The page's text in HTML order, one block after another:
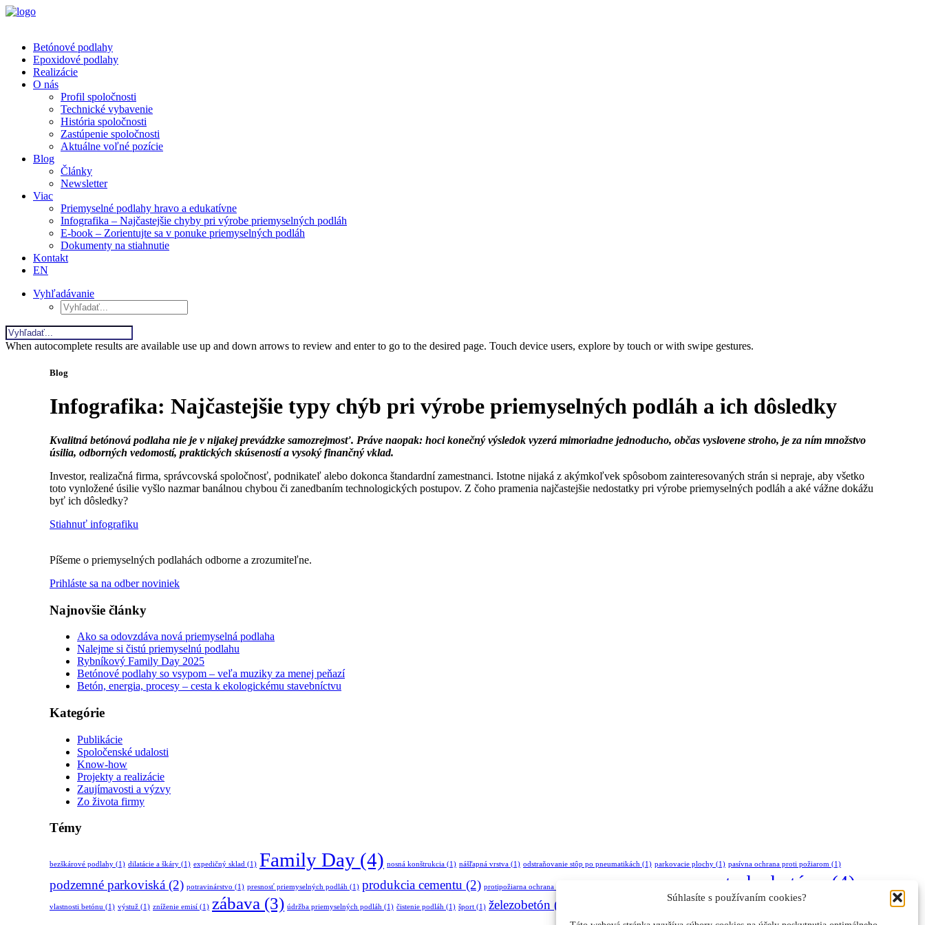
Súhlasíte s používaním cookies?
Betónové podlahy
Epoxidové podlahy
Realizácie
O nás
Profil spoločnosti
Technické vybavenie
História spoločnosti
Zastúpenie spoločnosti
Aktuálne voľné pozície
Blog
Články
Newsletter
Viac
Priemyselné podlahy hravo a edukatívne
Infografika – Najčastejšie chyby pri výrobe priemyselných podláh
E-book – Zorientujte sa v ponuke priemyselných podláh
Dokumenty na stiahnutie
Kontakt
EN
Vyhľadávanie
When autocomplete results are available use up and down arrows to review and enter to go to the desired page. Touch device users, explore by touch or with swipe gestures.
Blog
Infografika: Najčastejšie typy chýb pri výrobe priemyselných podláh a ich dôsledky
Kvalitná betónová podlaha nie je v nijakej prevádzke samozrejmosť. Práve naopak: hoci konečný výsledok vyzerá mimoriadne jednoducho, občas vyslovene stroho, je za ním množstvo
úsilia, odborných vedomostí, praktických skúseností a vysoký finančný vklad.
Investor, realizačná firma, správcovská spoločnosť, podnikateľ alebo dokonca štandardní zamestnanci. Istotne nijaká z akýmkoľvek spôsobom zainteresovaných strán si nepraje, aby všetko
toto vynložené úsilie vyšlo nazmar banálnou chybou či zanedbaním technologických postupov. Z čoho pramenia najčastejšie nedostatky pri výrobe priemyselných podláh a aké vážne dokážu
byť ich dôsledky?
Stiahnuť infografiku
Píšeme o priemyselných podlahách odborne a zrozumiteľne.
Prihláste sa na odber noviniek
Najnovšie články
Ako sa odovzdáva nová priemyselná podlaha
Nalejme si čistú priemyselnú podlahu
Rybníkový Family Day 2025
Betónové podlahy so vsypom – veľa muziky za menej peňazí
Betón, energia, procesy – cesta k ekologickému stavebníctvu
Kategórie
Publikácie
Spoločenské udalosti
Know-how
Projekty a realizácie
Zaujímavosti a výzvy
Zo života firmy
Témy
bezškárové podlahy (1) dilatácie a škáry (1) expedičný sklad (1) Family Day (4) nosná konštrukcia (1) nášľapná vrstva (1) odstraňovanie stôp po pneumatikách (1) parkovacie plochy (1) pasívna ochrana proti požiarom (1)
podzemné parkoviská (2) potravinárstvo (1) presnosť priemyselných podláh (1) produkcia cementu (2) protipožiarna ochrana spotreba betónu (4)
vlastnosti betónu (1) výstuž (1) zníženie emisí (1) zábava (3) údržba priemyselných podláh (1) čistenie podláh (1) šport (1) železobetón (2)